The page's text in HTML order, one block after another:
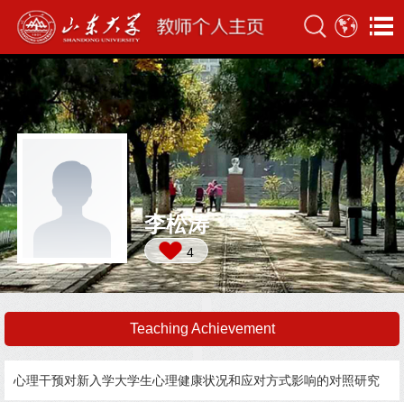
李松涛
4
Teaching Achievement
心理干预对新入学大学生心理健康状况和应对方式影响的对照研究